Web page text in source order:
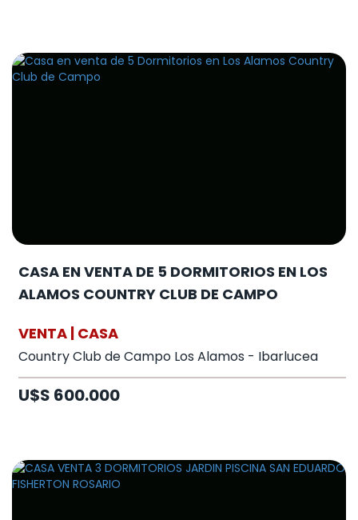
CASA EN VENTA DE 5 DORMITORIOS EN LOS
ALAMOS COUNTRY CLUB DE CAMPO
VENTA | CASA
Country Club de Campo Los Alamos - Ibarlucea
U$S 600.000